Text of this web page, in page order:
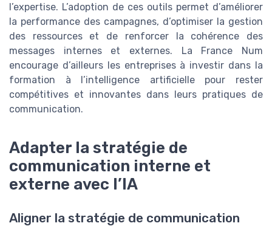
l’expertise. L’adoption de ces outils permet d’améliorer
la performance des campagnes, d’optimiser la gestion
des ressources et de renforcer la cohérence des
messages internes et externes. La France Num
encourage d’ailleurs les entreprises à investir dans la
formation à l’intelligence artificielle pour rester
compétitives et innovantes dans leurs pratiques de
communication.
Adapter la stratégie de
communication interne et
externe avec l’IA
Aligner la stratégie de communication